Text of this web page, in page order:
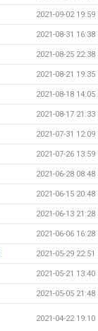
2021-09-02 19:59
2021-08-31 16:38
2021-08-25 22:38
2021-08-21 19:35
2021-08-18 14:05
2021-08-17 21:33
2021-07-31 12:09
2021-07-26 13:59
2021-06-28 08:48
2021-06-15 20:48
2021-06-13 21:28
2021-06-06 16:28
2021-05-29 22:51
2021-05-21 13:40
2021-05-05 21:48
2021-04-22 19:10